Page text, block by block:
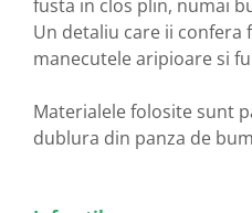
fusta in clos plin, numai
Un detaliu care ii confera
manecutele aripioare si
Materialele folosite sunt
dublura din panza de